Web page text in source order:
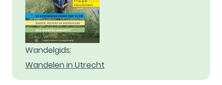
Wandelgids:
Wandelen in Utrecht